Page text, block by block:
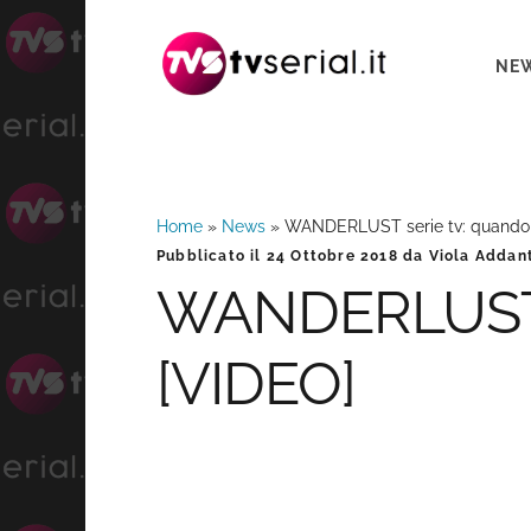
navigazione
contenuto
Home » News » WANDERLUST serie tv:
Pubblicato il 24 Ottobre 2018 da Viola
[VIDEO]
Barra
laterale
primaria